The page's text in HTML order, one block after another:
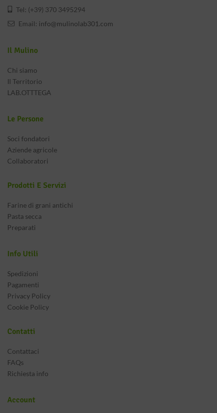
Tel: (+39) 370 3495294
Email: info@mulinolab301.com
Il Mulino
Chi siamo
Il Territorio
LAB.OTTTEGA
Le Persone
Soci fondatori
Aziende agricole
Collaboratori
Prodotti E Servizi
Farine di grani antichi
Pasta secca
Preparati
Info Utili
Spedizioni
Pagamenti
Privacy Policy
Cookie Policy
Contatti
Contattaci
FAQs
Richiesta info
Account